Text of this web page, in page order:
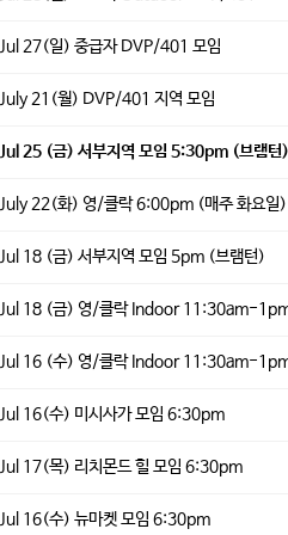
Jul 27(일) 중급자 DVP/401 모임
July 21(월) DVP/401 지역 모임
Jul 25 (금) 서부지역 모임 5:30pm (브램턴)
July 22(화) 영/클락 6:00pm (매주 화요일)
Jul 18 (금) 서부지역 모임 5pm (브램턴)
Jul 18 (금) 영/클락 Indoor 11:30am-
Jul 16 (수) 영/클락 Indoor 11:30am-
Jul 16(수) 미시사가 모임 6:30pm
Jul 17(목) 리치몬드 힐 모임 6:30pm
Jul 16(수) 뉴마켓 모임 6:30pm